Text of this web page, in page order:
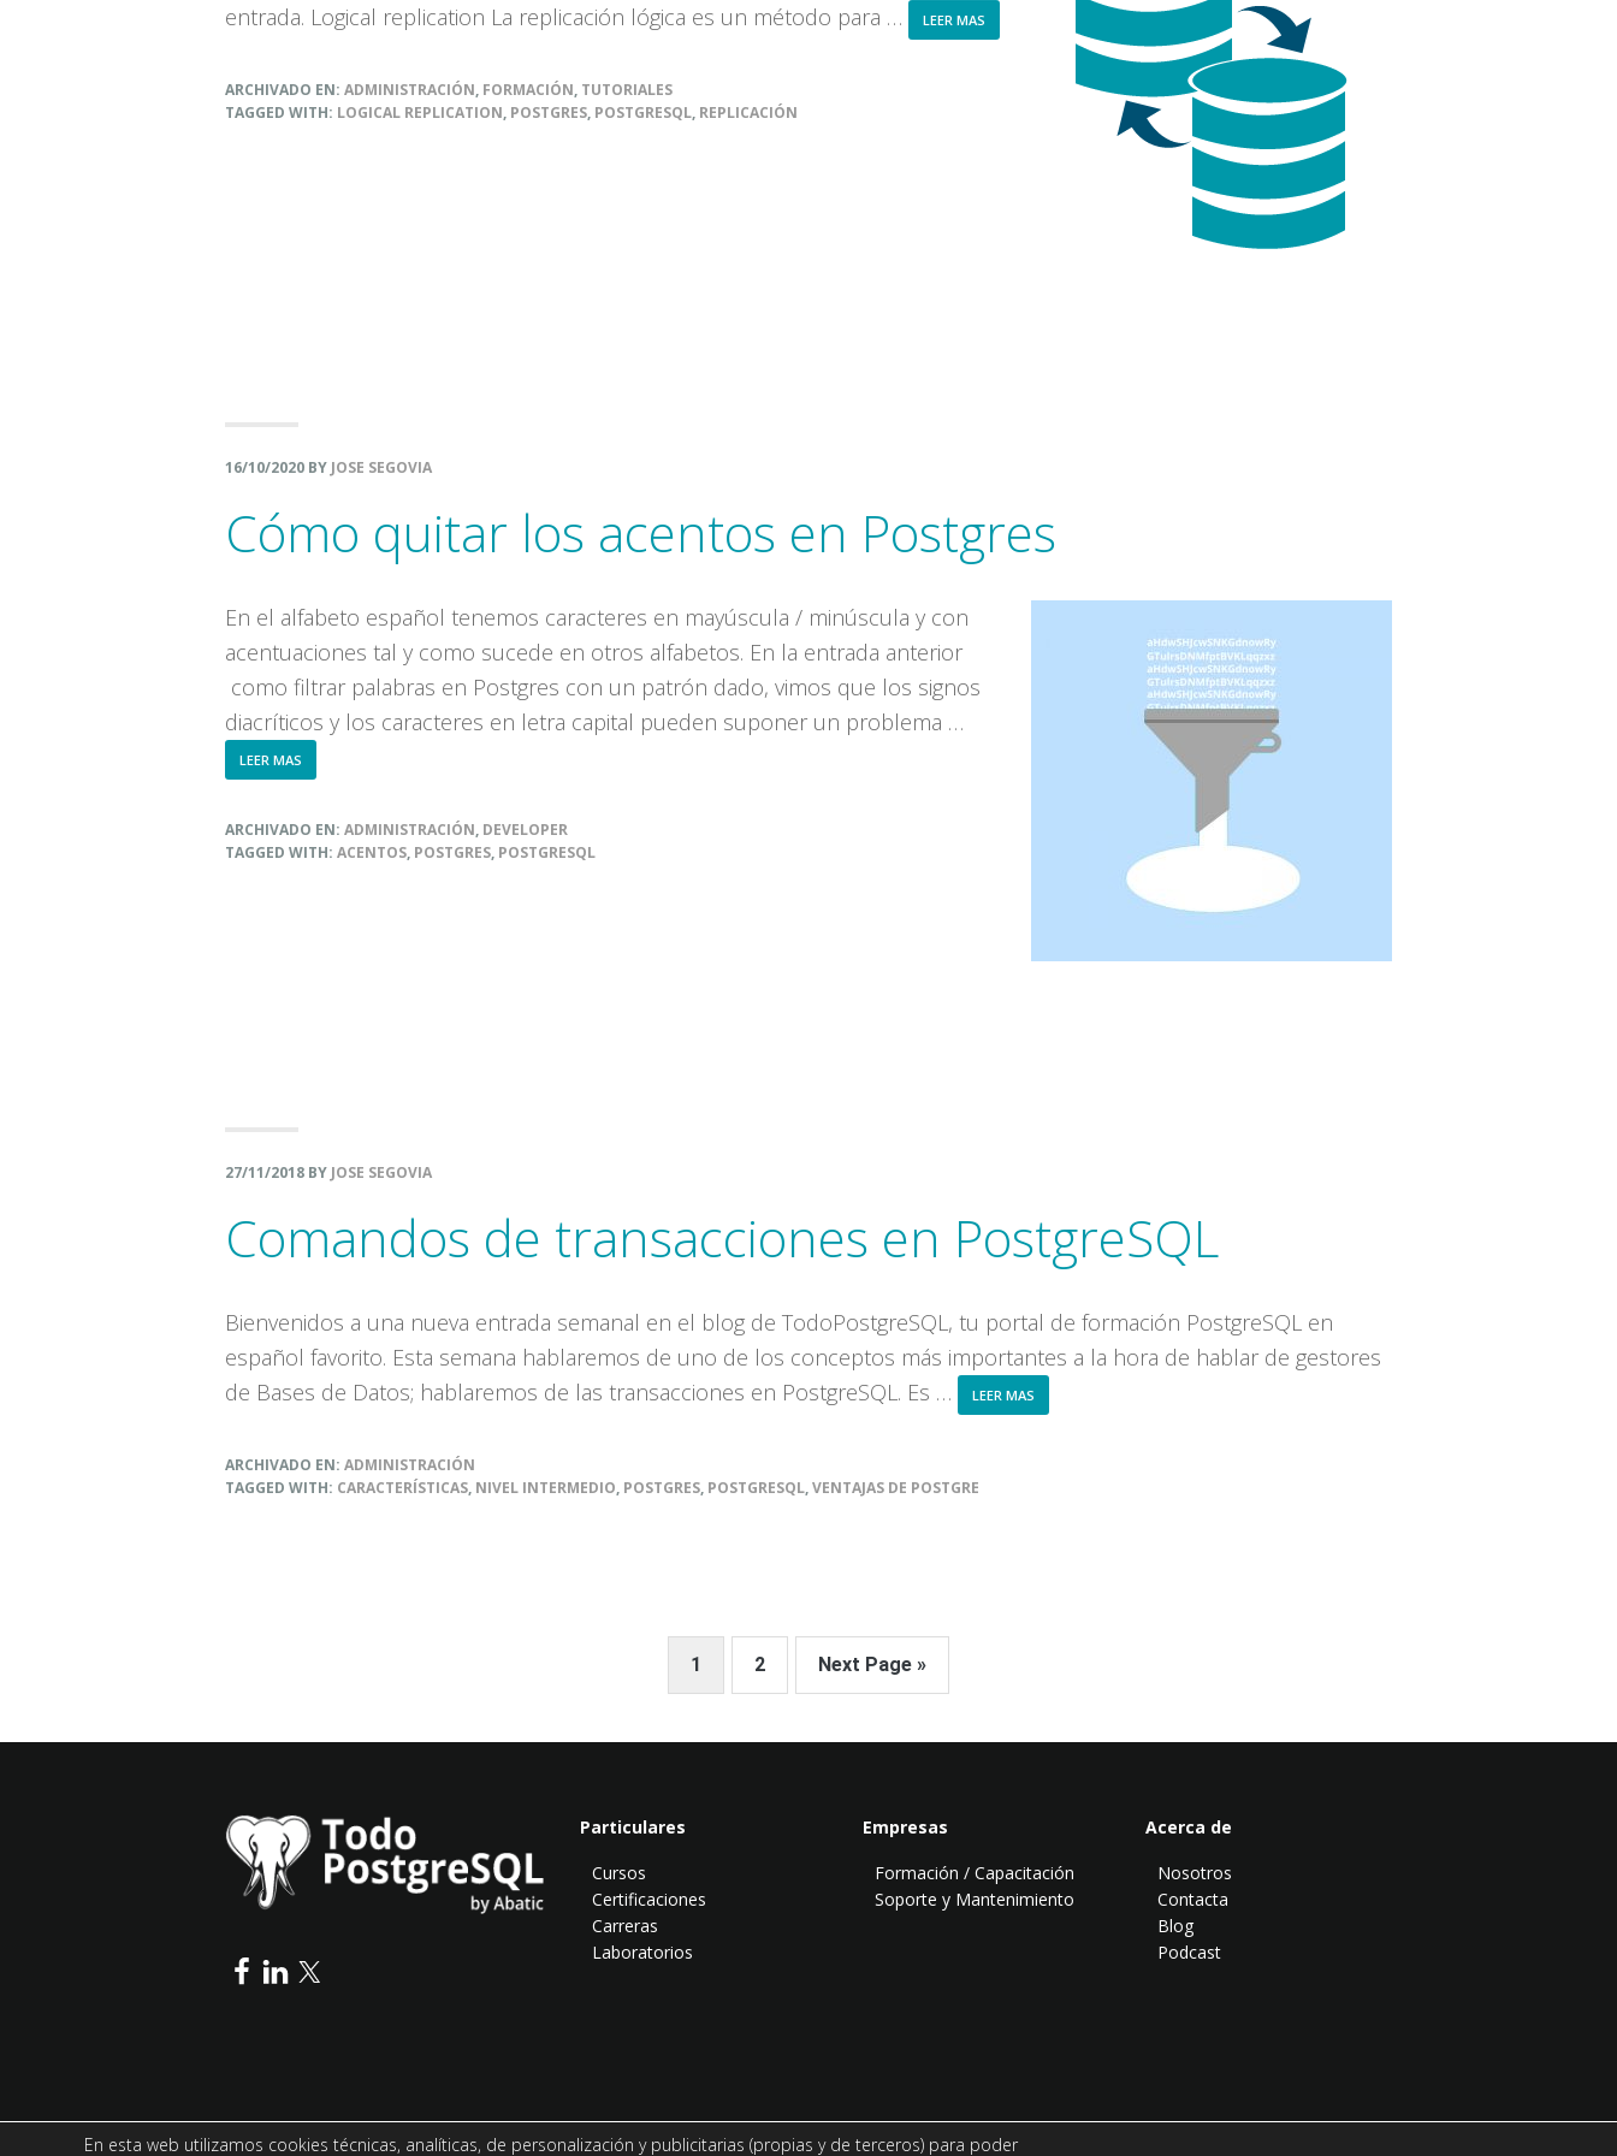
entrada. Logical replication La replicación lógica es un método para …
LEER MAS
REPLICACIÓN
POSTGRESQL,
ARCHIVADO EN: ADMINISTRACIÓN, FORMACIÓN, TUTORIALES
TAGGED WITH: LOGICAL REPLICATION, POSTGRES, POSTGRESQL, REPLICACIÓN
16/10/2020 BY JOSE SEGOVIA
Cómo quitar los acentos en Postgres
En el alfabeto español tenemos caracteres en mayúscula / minúscula y con
acentuaciones tal y como sucede en otros alfabetos. En la entrada anterior
como filtrar palabras en Postgres con un patrón dado, vimos que los signos
diacríticos y los caracteres en letra capital pueden suponer un problema …
LEER MAS
CÓMO
LOS
ACENTOS
EN
ARCHIVADO EN: ADMINISTRACIÓN, DEVELOPER
TAGGED WITH: ACENTOS, POSTGRES, POSTGRESQL
27/11/2018 BY JOSE SEGOVIA
Comandos de transacciones en PostgreSQL
Bienvenidos a una nueva entrada semanal en el blog de TodoPostgreSQL, tu portal de formación PostgreSQL en
español favorito. Esta semana hablaremos de uno de los conceptos más importantes a la hora de hablar de gestores
de Bases de Datos; hablaremos de las transacciones en PostgreSQL. Es …
LEER MAS
COMANDOS
ARCHIVADO EN: ADMINISTRACIÓN
TAGGED WITH: CARACTERÍSTICAS, NIVEL INTERMEDIO, POSTGRES, POSTGRESQL,VENTAJAS DE POSTGRE
Page
1 Page
2 Next Page »
Particulares
Cursos
Certificaciones
Carreras
Laboratorios
Empresas
Formación / Capacitación
Soporte y Mantenimiento
Acerca de
Nosotros
Contacta
Blog
Podcast
© Todo PostgreSQL es una página deAbatic Soluciones Tecnológicas.
Todos los derechos reservados.
En esta web utilizamos cookies técnicas, analíticas, de personalización y publicitarias (propias y de terceros) para poder